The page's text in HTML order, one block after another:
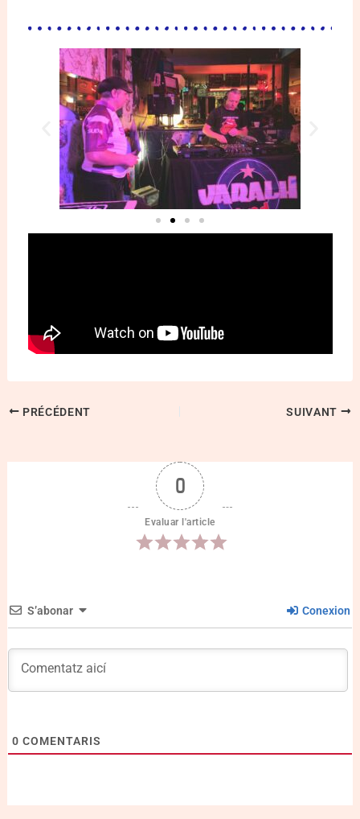
PRÉCÉDENT SUIVANT
0
Evaluar l'article
S’abonar Conexion
0 COMENTARIS